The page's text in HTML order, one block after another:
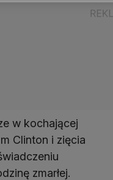
w kochającej
Clinton i zięcia
zmarłej.